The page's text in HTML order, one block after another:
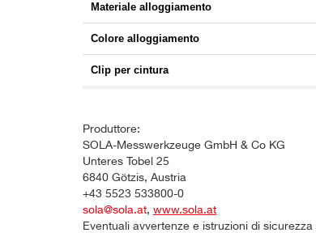
Materiale alloggiamento
Colore alloggiamento
Clip per cintura
Produttore:
SOLA-Messwerkzeuge GmbH & Co KG
Unteres Tobel 25
6840 Götzis, Austria
+43 5523 533800-0
sola@sola.at, www.sola.at
Eventuali avvertenze e istruzioni di